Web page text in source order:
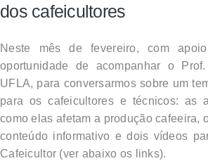
dos cafeicultores
Neste mês de fevereiro, com
oportunidade de acompanhar o
UFLA, para conversarmos sobre um
para os cafeicultores e técnicos: as
como elas afetam a produção cafeeira,
conteúdo informativo e dois vídeos
Cafeicultor (ver abaixo os links).